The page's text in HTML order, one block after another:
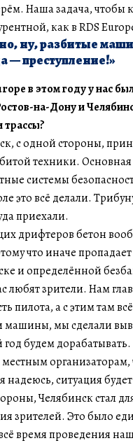
Наша задача, чтобы
как в RDS
ну, разбитые
— преступление!»
в этом году у нас
на-Дону и
трассы?
с одной стороны,
техники.
системы
это всё делали.
приехали.
дрифтеров бетон
что иначе
и определённой
любят зрители. Нам
пилота, а с этим там
машины, мы сделали
будем
организаторам,
надеюсь, ситуация
Челябинск стал
зрителей. Это было
время проведения